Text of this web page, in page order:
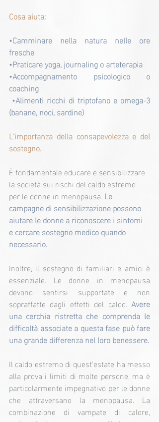
Cosa aiuta:
•Camminare nella natura nelle ore
fresche
•Praticare yoga, journaling o arteterapia
•Accompagnamento psicologico o
coaching
•Alimenti ricchi di triptofano e omega-3
(banane, noci, sardine)
L'importanza della consapevolezza e del
sostegno.
È fondamentale educare e sensibilizzare
la società sui rischi del caldo estremo
per le donne in menopausa. Le
campagne di sensibilizzazione possono
aiutare le donne a riconoscere i sintomi
e cercare sostegno medico quando
necessario.
Inoltre, il sostegno di familiari e amici è
essenziale. Le donne in menopausa
devono sentirsi supportate e non
sopraffatte dagli effetti del caldo. Avere
una cerchia ristretta che comprenda le
difficoltà associate a questa fase può fare
una grande differenza nel loro benessere.
Il caldo estremo di quest'estate ha messo
alla prova i limiti di molte persone, ma è
particolarmente impegnativo per le donne
che attraversano la menopausa. La
combinazione di vampate di calore,